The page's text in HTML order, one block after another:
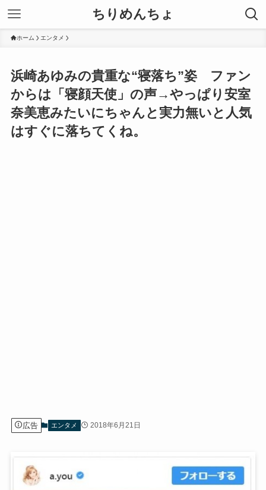
ちりめんちょ
ホーム エンタメ
浜崎あゆみの貴重な“寝落ち”姿 ファン
からは「寝顔天使」の声→やっぱり安室
奈美恵みたいにちゃんと実力無いと人気
はすぐに落ちてくね。
広告 エンタメ 2018年6月21日